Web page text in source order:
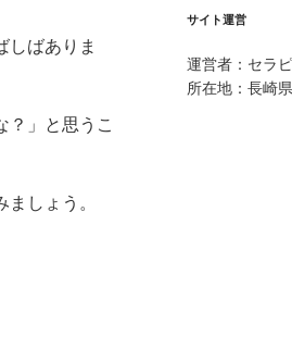
しばありま
？」と思うこ
しょう。
ブ
サイト運営
運営者：セラ
所在地：長崎